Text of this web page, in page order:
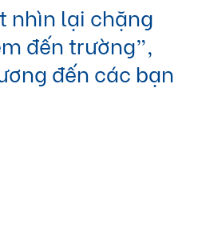
nhìn lại chặng
đến trường”,
đến các bạn